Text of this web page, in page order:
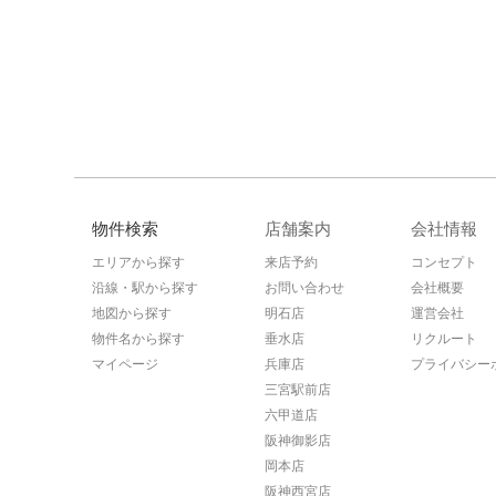
物件検索
エリアから探す
沿線・駅から探す
地図から探す
物件名から探す
マイページ
店舗案内
来店予約
お問い合わせ
明石店
垂水店
兵庫店
三宮駅前店
六甲道店
阪神御影店
岡本店
阪神西宮店
会社情報
コンセプト
会社概要
運営会社
リクルート
プライバシー